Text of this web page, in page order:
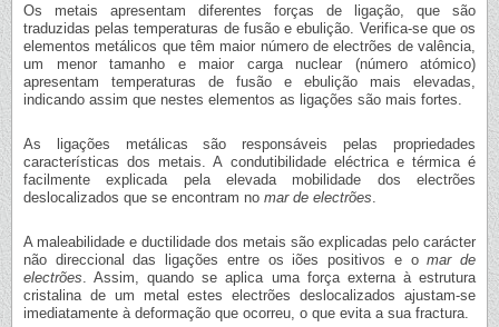
Os metais apresentam diferentes forças de ligação, que são
traduzidas pelas temperaturas de fusão e ebulição. Verifica-se que os
elementos metálicos que têm maior número de electrões de valência,
um menor tamanho e maior carga nuclear (número atómico)
apresentam temperaturas de fusão e ebulição mais elevadas,
indicando assim que nestes elementos as ligações são mais fortes.
As ligações metálicas são responsáveis pelas propriedades
características dos metais. A condutibilidade eléctrica e térmica é
facilmente explicada pela elevada mobilidade dos electrões
deslocalizados que se encontram no mar de electrões
A maleabilidade e ductilidade dos metais são explicadas pelo carácter
não direccional das ligações entre os iões positivos e omar de
electrões . Assim, quando se aplica uma força externa à estrutura
cristalina de um metal estes electrões deslocalizados ajustam-se
imediatamente à deformação que ocorreu, o que evita a sua fractura.